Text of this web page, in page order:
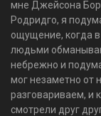
мне Джейсона
Родридго, я
ощущение, когда
людьми
небрежно и
мог незаметно от
разговариваем, и
смотрели друг